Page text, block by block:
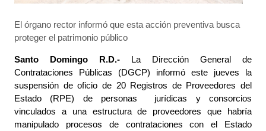
El órgano rector informó que esta acción preventiva busca
proteger el patrimonio público
Santo Domingo R.D.- La Dirección General de
Contrataciones Públicas (DGCP) informó este jueves la
suspensión de oficio de 20Registros de Proveedores del
Estado (RPE) de personas jurídicas y consorcios
vinculados a una estructura de proveedores que habría
manipulado procesos de contrataciones con el Estado